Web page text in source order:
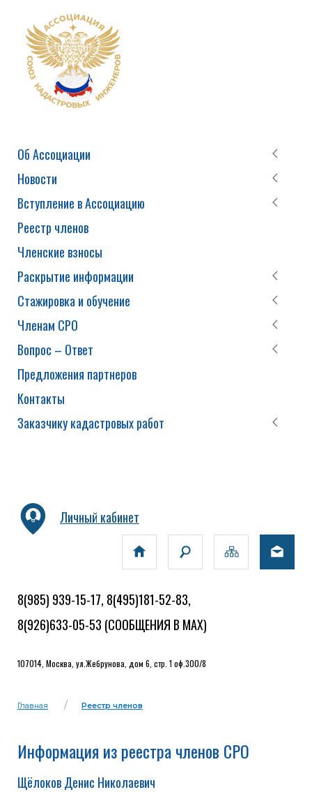
Об Ассоциации
Новости
Вступление в Ассоциацию
Реестр членов
Членские взносы
Раскрытие информации
Стажировка и обучение
Членам СРО
Вопрос – Ответ
Предложения партнеров
Контакты
Заказчику кадастровых работ
Личный кабинет
8(985) 939-15-17, 8(495)181-52-83,
8(926)633-05-53 (СООБЩЕНИЯ В MAX)
107014, Москва, ул.Жебрунова, дом 6, стр. 1 оф.300/8
Главная Реестр членов
Информация из реестра членов СРО
Щёлоков Денис Николаевич